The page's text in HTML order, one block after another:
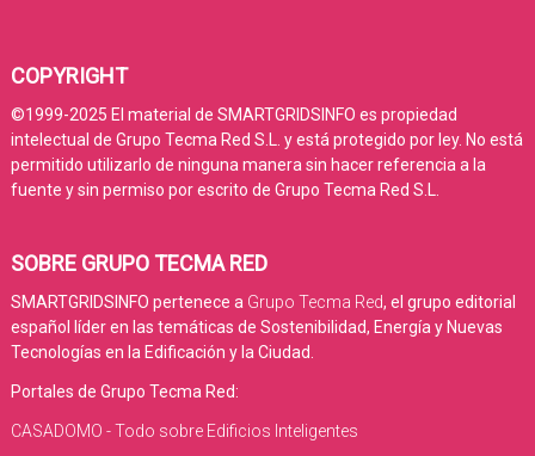
COPYRIGHT
©1999-2025 El material de SMARTGRIDSINFO es propiedad
intelectual de Grupo Tecma Red S.L. y está protegido por ley. No está
permitido utilizarlo de ninguna manera sin hacer referencia a la
fuente y sin permiso por escrito de Grupo Tecma Red S.L.
SOBRE GRUPO TECMA RED
SMARTGRIDSINFO pertenece a Grupo Tecma Red, el grupo editorial
español líder en las temáticas de Sostenibilidad, Energía y Nuevas
Tecnologías en la Edificación y la Ciudad.
Portales de Grupo Tecma Red:
CASADOMO - Todo sobre Edificios Inteligentes